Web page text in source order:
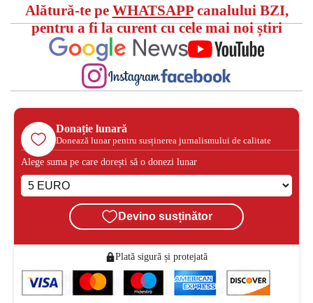
Alătură-te pe WHATSAPPcanalului BZI,
pentru a fi la curent cu cele mai noi știri
Donație lunară
Donează lunar pentru susținerea jurnalismului de calitate
Alege suma pe care dorești să o donezi lunar
Devino susținător
Plată sigură și protejată